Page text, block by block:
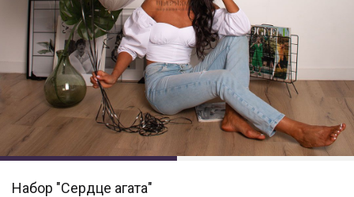
Набор "Сердце агата"